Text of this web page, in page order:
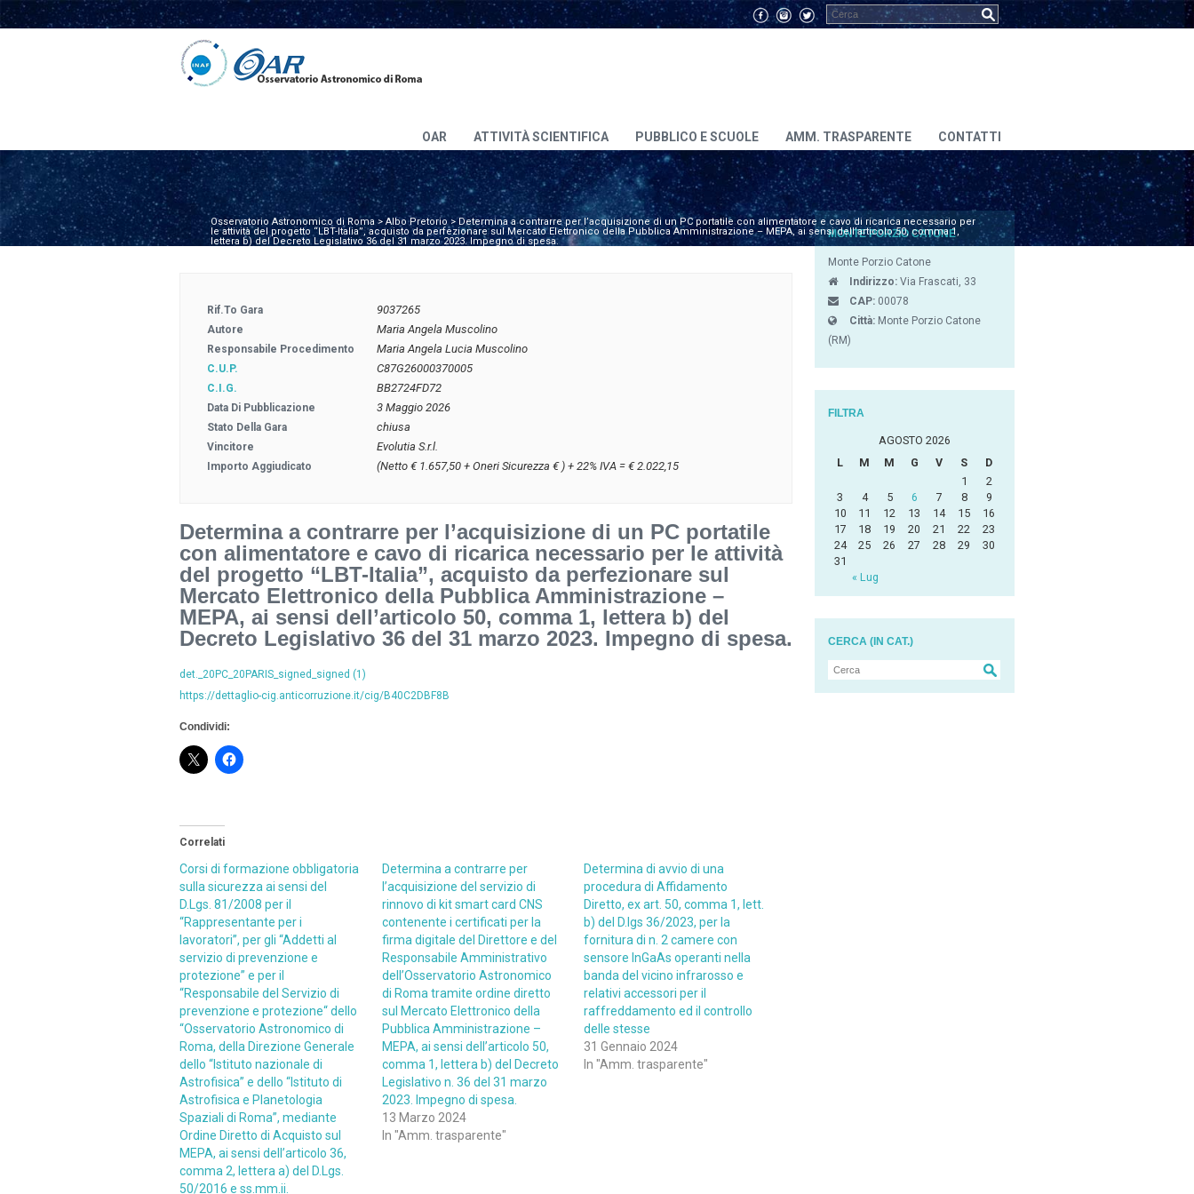
OAR ATTIVITÀ SCIENTIFICA PUBBLICO E SCUOLE AMM. TRASPARENTE CONTATTI
Osservatorio Astronomico di Roma> Albo Pretorio>Determina a contrarre per l’acquisizione di un PC portatile con alimentatore e cavo di ricarica necessario per
le attività del progetto “LBT-Italia”, acquisto da perfezionare sul Mercato Elettronico della Pubblica Amministrazione – MEPA, ai sensi dell’articolo 50, comma 1,
lettera b) del Decreto Legislativo 36 del 31 marzo 2023. Impegno di spesa.
Rif.to Gara 9037265
Autore Maria Angela Muscolino
Responsabile Procedimento Maria Angela Lucia Muscolino
C.U.P. C87G26000370005
C.I.G. BB2724FD72
Data Di Pubblicazione 3 Maggio 2026
Stato Della Gara chiusa
Vincitore Evolutia S.r.l.
Importo Aggiudicato (Netto € 1.657,50 + Oneri Sicurezza € ) + 22% IVA = € 2.022,15
Determina a contrarre per l’acquisizione di un PC portatile
con alimentatore e cavo di ricarica necessario per le attività
del progetto “LBT-Italia”, acquisto da perfezionare sul
Mercato Elettronico della Pubblica Amministrazione –
MEPA, ai sensi dell’articolo 50, comma 1, lettera b) del
Decreto Legislativo 36 del 31 marzo 2023. Impegno di spesa.
det._20PC_20PARIS_signed_signed (1)
https://dettaglio-cig.anticorruzione.it/cig/B40C2DBF8B
Condividi:
Correlati
Corsi di formazione obbligatoria
sulla sicurezza ai sensi del
D.Lgs. 81/2008 per il
“Rappresentante per i
lavoratori”, per gli “Addetti al
servizio di prevenzione e
protezione” e per il
“Responsabile del Servizio di
prevenzione e protezione“ dello
“Osservatorio Astronomico di
Roma, della Direzione Generale
dello “Istituto nazionale di
Astrofisica” e dello “Istituto di
Astrofisica e Planetologia
Spaziali di Roma”, mediante
Ordine Diretto di Acquisto sul
MEPA, ai sensi dell’articolo 36,
comma 2, lettera a) del D.Lgs.
50/2016 e ss.mm.ii.
Determina a contrarre per
l’acquisizione del servizio di
rinnovo di kit smart card CNS
contenente i certificati per la
firma digitale del Direttore e del
Responsabile Amministrativo
dell’Osservatorio Astronomico
di Roma tramite ordine diretto
sul Mercato Elettronico della
Pubblica Amministrazione –
MEPA, ai sensi dell’articolo 50,
comma 1, lettera b) del Decreto
Legislativo n. 36 del 31 marzo
2023. Impegno di spesa.
13 Marzo 2024
In "Amm. trasparente"
Determina di avvio di una
procedura di Affidamento
Diretto, ex art. 50, comma 1, lett.
b) del D.lgs 36/2023, per la
fornitura di n. 2 camere con
sensore InGaAs operanti nella
banda del vicino infrarosso e
relativi accessori per il
raffreddamento ed il controllo
delle stesse
31 Gennaio 2024
In "Amm. trasparente"
MONTE PORZIO CATONE
Monte Porzio Catone
Indirizzo: Via Frascati, 33
CAP: 00078
Città: Monte Porzio Catone
(RM)
FILTRA
AGOSTO 2026
L
M M G V S D
« Lug
1
2
3
4 5 6 7 8
9
10
11 12 13 14 15
16
17
18 19 20 21 22
23
24
25 26 27 28 29
30
31
CERCA (IN CAT.)